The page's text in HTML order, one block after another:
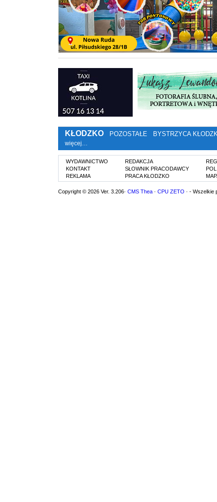
KŁODZKO POZOSTAŁE BYSTRZYCA
więcej…
WYDAWNICTWO
KONTAKT
REKLAMA
REDAKCJA
SŁOWNIK PRACODAWCY
PRACA KŁODZKO
Copyright © 2026 Ver. 3.206· CMS Thea · CPU ZETO · - Wszelkie